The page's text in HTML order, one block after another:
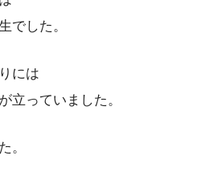
でした。
には
立っていました。
。